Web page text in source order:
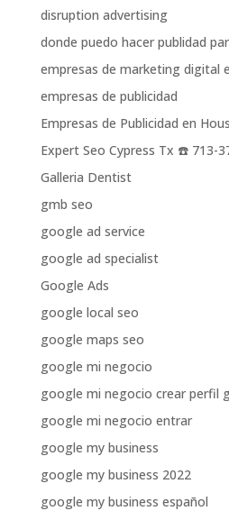
disruption advertising
donde puedo hacer publidad
empresas de marketing digital
empresas de publicidad
Empresas de Publicidad en
Expert Seo Cypress Tx ☎️ 713-
Galleria Dentist
gmb seo
google ad service
google ad specialist
Google Ads
google local seo
google maps seo
google mi negocio
google mi negocio crear perfil
google mi negocio entrar
google my business
google my business 2022
google my business español